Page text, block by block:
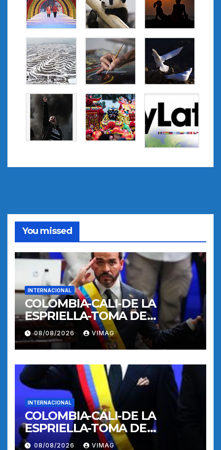
You missed
INTERNACIONAL
COLOMBIA-CALI-DE LA
ESPRIELLA-TOMA DE
POSESION
08/08/2026 VIMAG
INTERNACIONAL
COLOMBIA-CALI-DE LA
ESPRIELLA-TOMA DE
POSESION
08/08/2026 VIMAG